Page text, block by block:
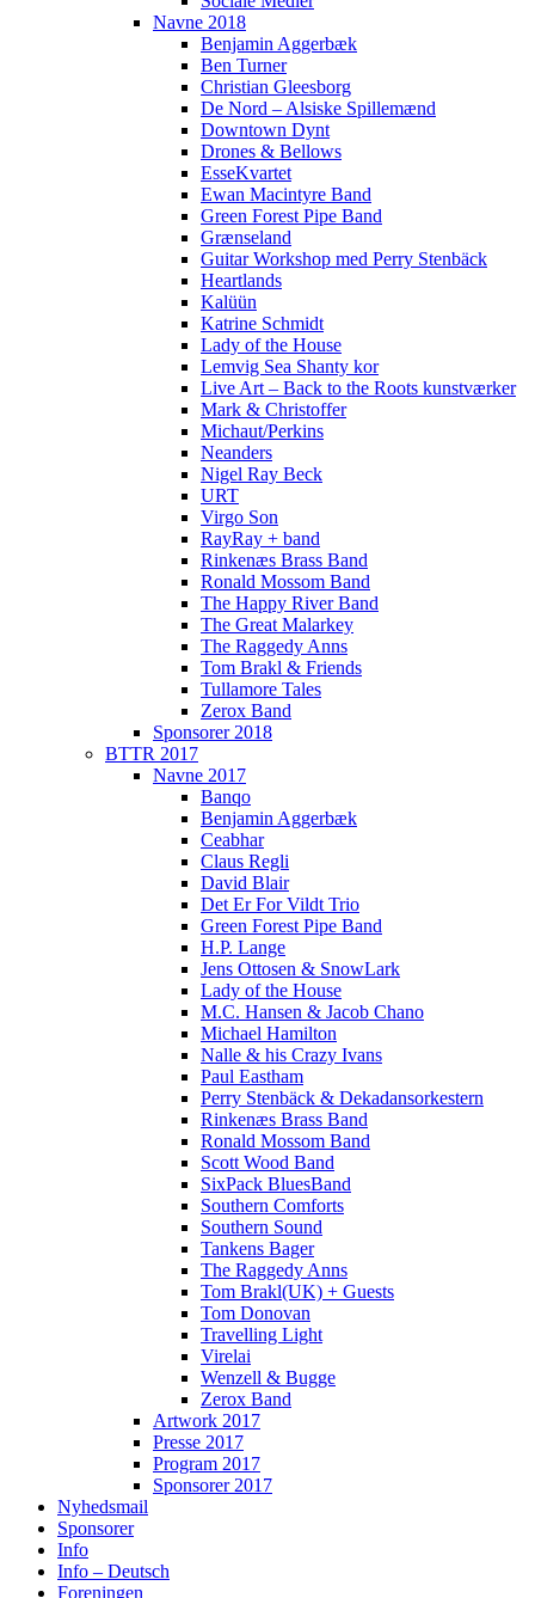
Navne 2018
Benjamin Aggerbæk
Ben Turner
Christian Gleesborg
De Nord – Alsiske Spillemænd
Downtown Dynt
Drones & Bellows
EsseKvartet
Ewan Macintyre Band
Green Forest Pipe Band
Grænseland
Guitar Workshop med Perry Stenbäck
Heartlands
Kalüün
Katrine Schmidt
Lady of the House
Lemvig Sea Shanty kor
Live Art – Back to the Roots kunstværker
Mark & Christoffer
Michaut/Perkins
Neanders
Nigel Ray Beck
URT
Virgo Son
RayRay + band
Rinkenæs Brass Band
Ronald Mossom Band
The Happy River Band
The Great Malarkey
The Raggedy Anns
Tom Brakl & Friends
Tullamore Tales
Zerox Band
Sponsorer 2018
BTTR 2017
Navne 2017
Banqo
Benjamin Aggerbæk
Ceabhar
Claus Regli
David Blair
Det Er For Vildt Trio
Green Forest Pipe Band
H.P. Lange
Jens Ottosen & SnowLark
Lady of the House
M.C. Hansen & Jacob Chano
Michael Hamilton
Nalle & his Crazy Ivans
Paul Eastham
Perry Stenbäck & Dekadansorkestern
Rinkenæs Brass Band
Ronald Mossom Band
Scott Wood Band
SixPack BluesBand
Southern Comforts
Southern Sound
Tankens Bager
The Raggedy Anns
Tom Brakl(UK) + Guests
Tom Donovan
Travelling Light
Virelai
Wenzell & Bugge
Zerox Band
Artwork 2017
Presse 2017
Program 2017
Sponsorer 2017
Nyhedsmail
Sponsorer
Info
Info – Deutsch
Foreningen